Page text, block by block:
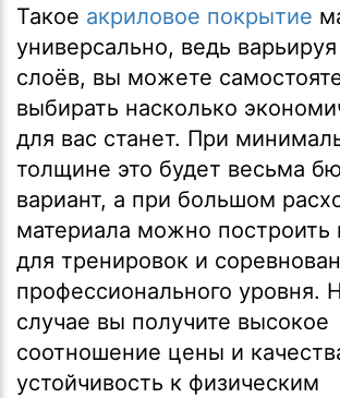
Такое акриловое покрытие
универсально, ведь
слоёв, вы можете
выбирать насколько
для вас станет. При
толщине это будет весьма
вариант, а при большом
материала можно построить
для тренировок и
профессионального уровня.
случае вы получите высокое
соотношение цены и
устойчивость к физическим